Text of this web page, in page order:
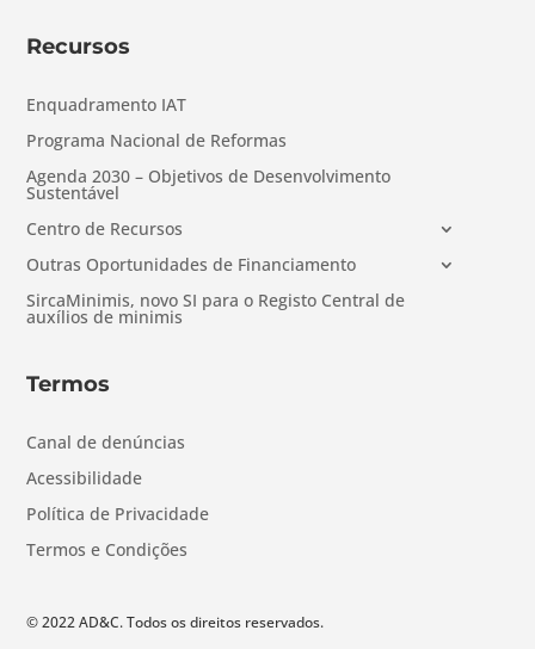
Recursos
Enquadramento IAT
Programa Nacional de Reformas
Agenda 2030 – Objetivos de Desenvolvimento
Sustentável
Centro de Recursos
Outras Oportunidades de Financiamento
SircaMinimis, novo SI para o Registo Central de
auxílios de minimis
Termos
Canal de denúncias
Acessibilidade
Política de Privacidade
Termos e Condições
© 2022 AD&C. Todos os direitos reservados.